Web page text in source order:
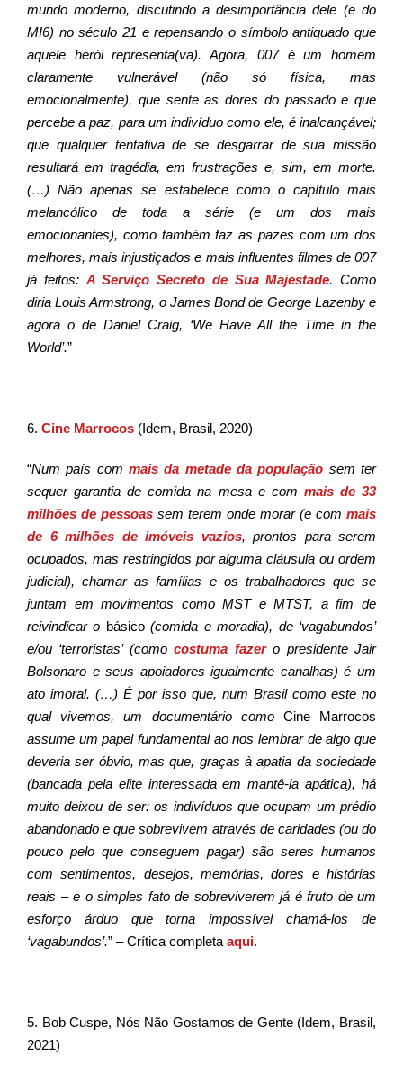
mundo moderno, discutindo a desimportância dele (e do
MI6) no século 21 e repensando o símbolo antiquado que
aquele herói representa(va). Agora, 007 é um homem
claramente vulnerável (não só física, mas
emocionalmente), que sente as dores do passado e que
percebe a paz, para um indivíduo como ele, é inalcançável;
que qualquer tentativa de se desgarrar de sua missão
resultará em tragédia, em frustrações e, sim, em morte.
(…) Não apenas se estabelece como o capítulo mais
melancólico de toda a série (e um dos mais
emocionantes), como também faz as pazes com um dos
melhores, mais injustiçados e mais influentes filmes de 007
já feitos: A Serviço Secreto de Sua Majestade. Como
diria Louis Armstrong, o James Bond de George Lazenby e
agora o de Daniel Craig, ‘We Have All the Time in the
World’.”
6. Cine Marrocos (Idem, Brasil, 2020)
“Num país com mais da metade da população sem ter
sequer garantia de comida na mesa e com mais de 33
milhões de pessoas sem terem onde morar (e com mais
de 6 milhões de imóveis vazios, prontos para serem
ocupados, mas restringidos por alguma cláusula ou ordem
judicial), chamar as famílias e os trabalhadores que se
juntam em movimentos como MST e MTST, a fim de
reivindicar o básico(comida e moradia), de ‘vagabundos’
e/ou ‘terroristas’ (comocostuma fazero presidente Jair
Bolsonaro e seus apoiadores igualmente canalhas) é um
ato imoral. (…) É por isso que, num Brasil como este no
qual vivemos, um documentário como Cine Marrocos
assume um papel fundamental ao nos lembrar de algo que
deveria ser óbvio, mas que, graças à apatia da sociedade
(bancada pela elite interessada em mantê-la apática), há
muito deixou de ser: os indivíduos que ocupam um prédio
abandonado e que sobrevivem através de caridades (ou do
pouco pelo que conseguem pagar) são seres humanos
com sentimentos, desejos, memórias, dores e histórias
reais – e o simples fato de sobreviverem já é fruto de um
esforço árduo que torna impossível chamá-los de
‘vagabundos’.” – Crítica completa aqui.
5. Bob Cuspe, Nós Não Gostamos de Gente (Idem, Brasil,
2021)